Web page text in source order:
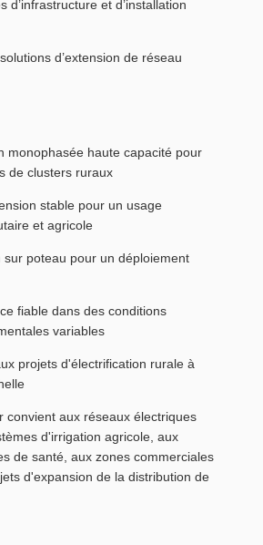
d’infrastructure et d’installation
d’extension de réseau
monophasée haute capacité pour
de clusters ruraux
stable pour un usage
et agricole
sur poteau pour un déploiement
fiable dans des conditions
variables
projets d'électrification rurale à
convient aux réseaux électriques
d'irrigation agricole, aux
de santé, aux zones commerciales
d'expansion de la distribution de